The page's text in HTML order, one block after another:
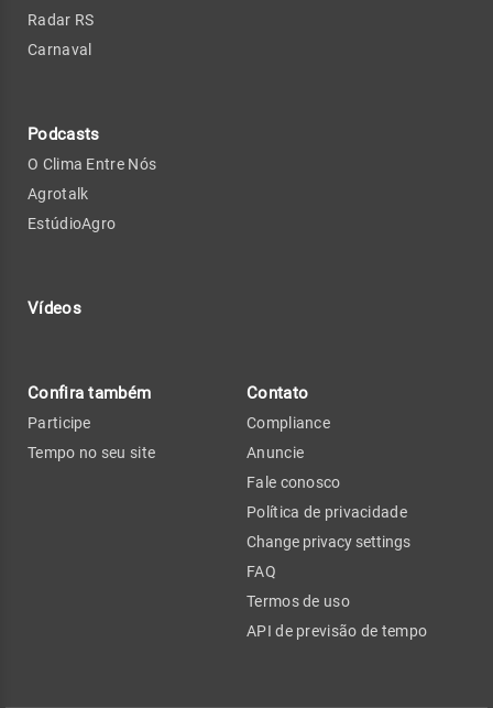
Radar RS
Carnaval
Podcasts
O Clima Entre Nós
Agrotalk
EstúdioAgro
Vídeos
Confira também
Participe
Tempo no seu site
Contato
Compliance
Anuncie
Fale conosco
Política de privacidade
Change privacy settings
FAQ
Termos de uso
API de previsão de tempo